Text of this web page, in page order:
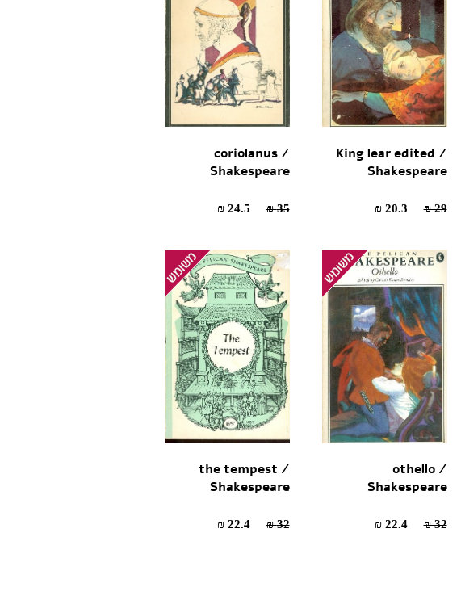
King lear edited /
Shakespeare
29 ₪
20.3 ₪
coriolanus /
Shakespeare
35 ₪
24.5 ₪
othello /
Shakespeare
32 ₪
22.4 ₪
the tempest /
Shakespeare
32 ₪
22.4 ₪